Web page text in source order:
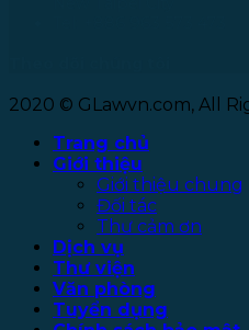
2020 © GLawvn.com, All
Trang chủ
Giới thiệu
Giới thiệu chung
Đối tác
Thư cảm ơn
Dịch vụ
Thư viện
Văn phòng
Tuyển dụng